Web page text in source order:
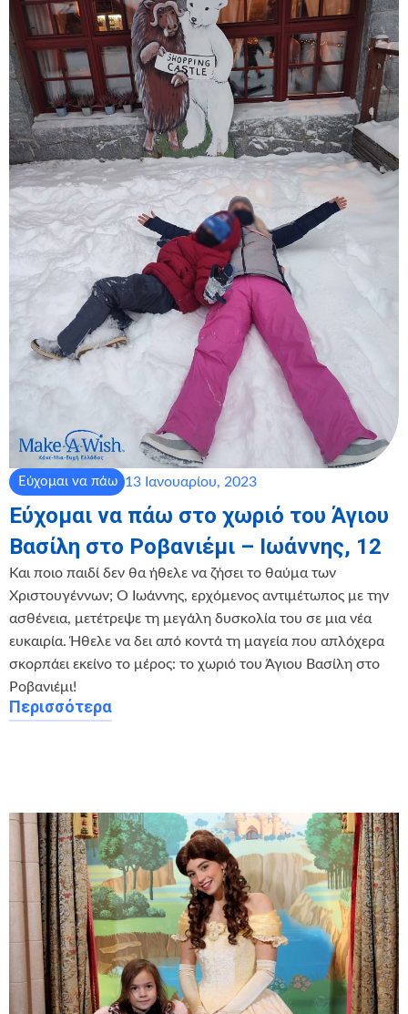
Εύχομαι να πάω 13 Ιανουαρίου, 2023
Εύχομαι να πάω στο χωριό του Άγιου
Βασίλη στο Ροβανιέμι – Ιωάννης, 12
Και ποιο παιδί δεν θα ήθελε να ζήσει το θαύμα των
Χριστουγέννων; Ο Ιωάννης, ερχόμενος αντιμέτωπος με την
ασθένεια, μετέτρεψε τη μεγάλη δυσκολία του σε μια νέα
ευκαιρία. Ήθελε να δει από κοντά τη μαγεία που απλόχερα
σκορπάει εκείνο το μέρος: το χωριό του Άγιου Βασίλη στο
Ροβανιέμι!
Περισσότερα